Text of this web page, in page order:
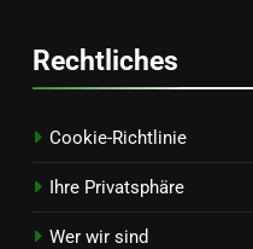
Rechtliches
Cookie-Richtlinie
Ihre Privatsphäre
Wer wir sind